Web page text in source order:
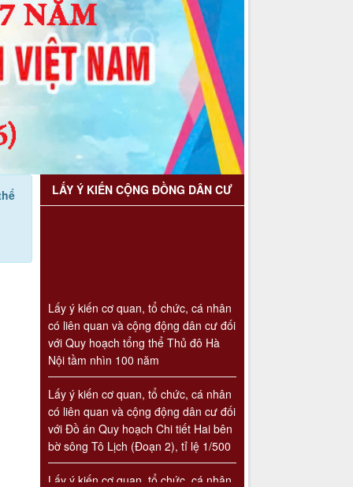
LẤY Ý KIẾN CỘNG ĐỒNG DÂN CƯ
có liên quan và cộng động dân cư đối
với Quy hoạch tổng thể Thủ đô Hà
Nội tầm nhìn 100 năm
Lấy ý kiến cơ quan, tổ chức, cá nhân
có liên quan và cộng động dân cư đối
với Đồ án Quy hoạch Chi tiết Hai bên
bờ sông Tô Lịch (Đoạn 2), tỉ lệ 1/500
Lấy ý kiến cơ quan, tổ chức, cá nhân
có liên quan và cộng động dân cư đối